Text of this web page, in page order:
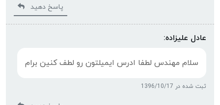
پاسخ دهید
عادل علیزاده:
سلام مهندس لطفا ادرس ایمیلتون رو لطف کنین برام
ثبت شده در 1396/10/17